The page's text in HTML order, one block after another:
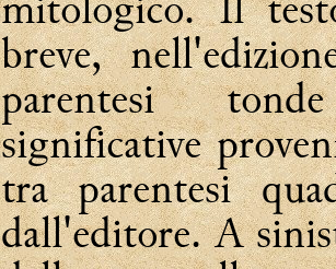
breve,
parentesi
significative
tra parentesi
dall'editore. A